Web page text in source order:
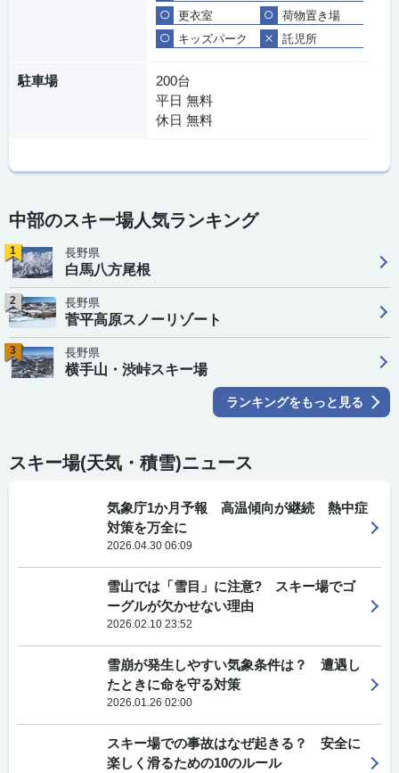
更衣室
荷物置き場
キッズパーク
託児所
駐車場
200台
平日 無料
休日 無料
中部のスキー場人気ランキング
1 長野県
白馬八方尾根
2 長野県
菅平高原スノーリゾート
3 長野県
横手山・渋峠スキー場
ランキングをもっと見る
スキー場(天気・積雪)ニュース
気象庁1か月予報 高温傾向が継続 熱中症
対策を万全に
2026.04.30 06:09
雪山では「雪目」に注意? スキー場でゴ
ーグルが欠かせない理由
2026.02.10 23:52
雪崩が発生しやすい気象条件は？ 遭遇し
たときに命を守る対策
2026.01.26 02:00
スキー場での事故はなぜ起きる？ 安全に
楽しく滑るための10のルール